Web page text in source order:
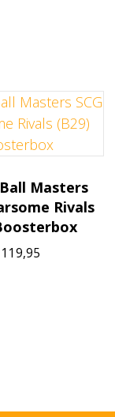
Masters
Rivals
119,95